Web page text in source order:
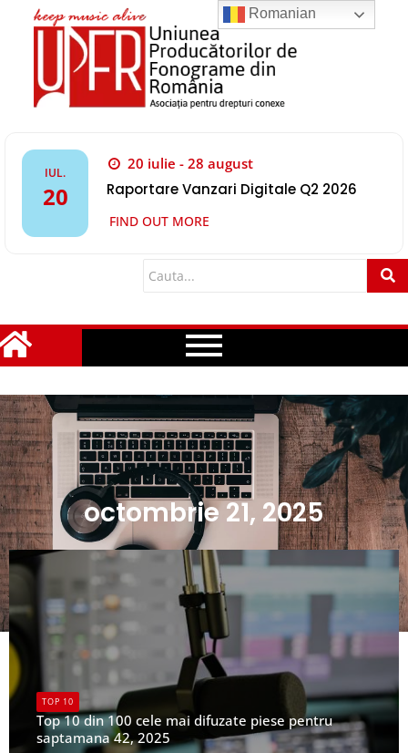
IUL.
20
20 iulie - 28 august
Raportare Vanzari Digitale Q2 2026
FIND OUT MORE
octombrie 21, 2025
TOP 10
Top 10 din 100 cele mai difuzate piese pentru
saptamana 42, 2025
Romanian